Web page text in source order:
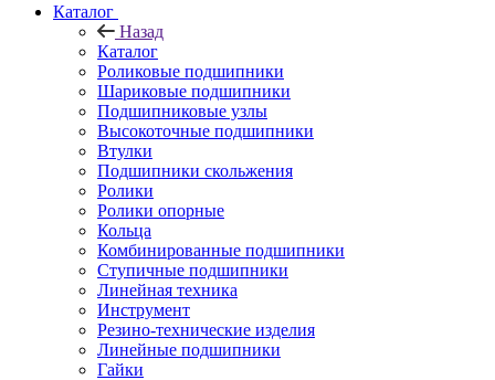
Каталог
Назад
Каталог
Роликовые подшипники
Шариковые подшипники
Подшипниковые узлы
Высокоточные подшипники
Втулки
Подшипники скольжения
Ролики
Ролики опорные
Кольца
Комбинированные подшипники
Ступичные подшипники
Линейная техника
Инструмент
Резино-технические изделия
Линейные подшипники
Гайки